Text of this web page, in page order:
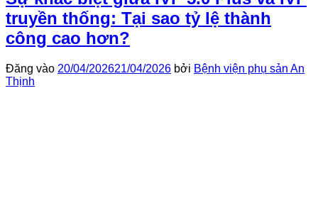
truyền thống: Tại sao tỷ lệ thành
công cao hơn?
Đăng vào 20/04/202621/04/2026 bởi Bệnh viện phụ sản An
Thịnh